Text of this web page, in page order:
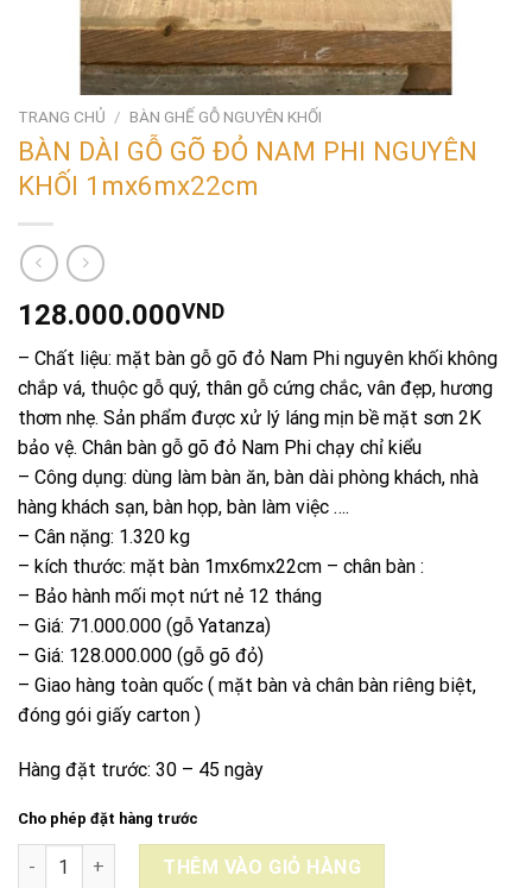
TRANG CHỦ / BÀN GHẾ GỖ NGUYÊN KHỐI
BÀN DÀI GỖ GÕ ĐỎ NAM PHI NGUYÊN
KHỐI 1mx6mx22cm
128.000.000VND
– Chất liệu: mặt bàn gỗ gõ đỏ Nam Phi nguyên khối không
chắp vá, thuộc gỗ quý, thân gỗ cứng chắc, vân đẹp, hương
thơm nhẹ. Sản phẩm được xử lý láng mịn bề mặt sơn 2K
bảo vệ. Chân bàn gỗ gõ đỏ Nam Phi chạy chỉ kiểu
– Công dụng: dùng làm bàn ăn, bàn dài phòng khách, nhà
hàng khách sạn, bàn họp, bàn làm việc ….
– Cân nặng: 1.320 kg
– kích thước: mặt bàn 1mx6mx22cm – chân bàn :
– Bảo hành mối mọt nứt nẻ 12 tháng
– Giá: 71.000.000 (gỗ Yatanza)
– Giá: 128.000.000 (gỗ gõ đỏ)
– Giao hàng toàn quốc ( mặt bàn và chân bàn riêng biệt,
đóng gói giấy carton )
Hàng đặt trước: 30 – 45 ngày
Cho phép đặt hàng trước
BÀN DÀI GỖ GÕ ĐỎ NAM PHI NGUYÊN KHỐI 1mx6mx22cm số
THÊM VÀO GIỎ HÀNG